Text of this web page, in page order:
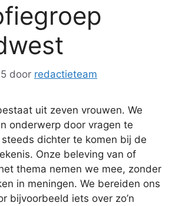
door redactieteam
uit zeven vrouwen. We
onderwerp door vragen te
dichter te komen bij de
Onze beleving van of
thema nemen we mee, zonder
in meningen. We bereiden ons
bijvoorbeeld iets over zo’n